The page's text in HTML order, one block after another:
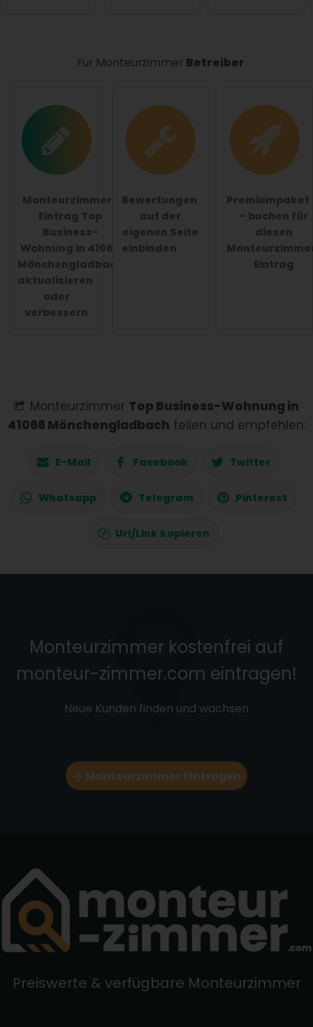
Für Monteurzimmer Betreiber
Monteurzimmer-
Eintrag Top
Business-
Wohnung in 41066
Mönchengladbach
aktualisieren
oder
verbessern
Bewertungen
auf der
eigenen Seite
einbinden
Premiumpaket
- buchen für
diesen
Eintrag
Monteurzimmer Top Business-Wohnung in
41066 Mönchengladbach teilen und empfehlen:
E-Mail Facebook Twitter
Whatsapp Telegram Pinterest
Url/Link kopieren
Monteurzimmer kostenfrei auf
monteur-zimmer.com eintragen!
Neue Kunden finden und wachsen
Monteurzimmer Eintragen
Preiswerte & verfügbare Monteurzimmer